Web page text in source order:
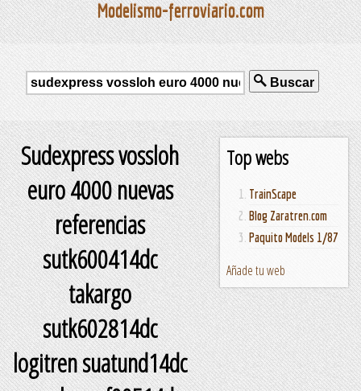
Modelismo-ferroviario.com
Buscar
Top webs
TrainScape
Blog Zaratren.com
Paquito Models 1/87
Añade tu web
Sudexpress vossloh
euro 4000 nuevas
referencias
sutk600414dc
takargo
sutk602814dc
logitren suatund14dc